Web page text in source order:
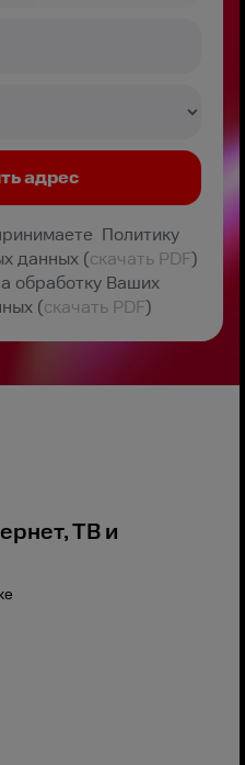
Политику
данных (скачать PDF)
обработку Ваших
(скачать PDF)
ТВ и